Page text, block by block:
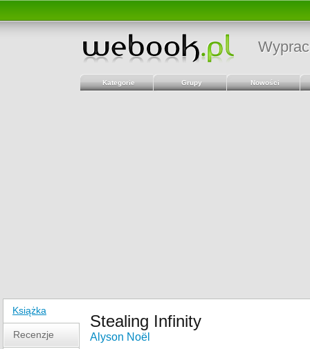
Kategorie Grupy Nowości
Książka
Recenzje
Stealing Infinity
Alyson Noël